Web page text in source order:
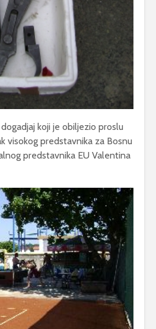
koji je obiljezio proslu
visokog predstavnika za Bosnu
predstavnika EU Valentina